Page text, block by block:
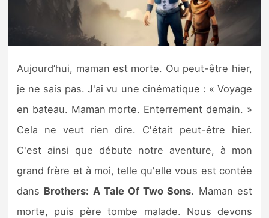
Nintendo Direct
Tests et previews
Tests de jeux
Tests d’accessoires
Autres tests
Previews
Précommandes
Aujourd’hui, maman est morte. Ou peut-être hier,
je ne sais pas. J'ai vu une cinématique : « Voyage
en bateau. Maman morte. Enterrement demain. »
Cela ne veut rien dire. C'était peut-être hier.
C'est ainsi que débute notre aventure, à mon
grand frère et à moi, telle qu'elle vous est contée
dans Brothers: A Tale Of Two Sons. Maman est
morte, puis père tombe malade. Nous devons